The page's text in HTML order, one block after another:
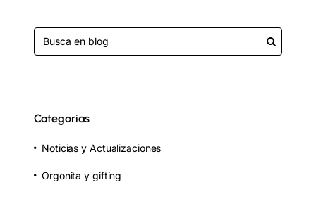
Categorias
Noticias y Actualizaciones
Orgonita y gifting